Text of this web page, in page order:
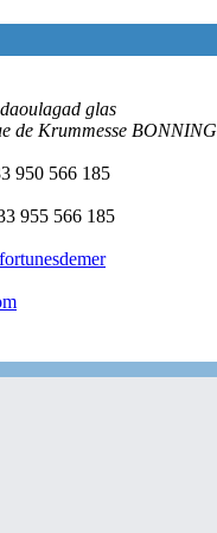
glas
de Krummesse
950 566 185
955 566 185